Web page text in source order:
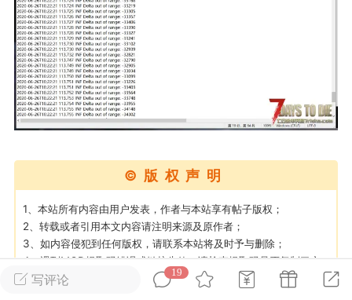
02-10 15:45
电脑端 其他&工具
卖挂
禁止发布联机可用的作弊模组，
单机辅助引流私下售卖服务器外挂！
作弊模组的发布规范近期收到一些信息
作弊模组在联机服务器使用,为了维护游
环境，中文网特此发布以下声明，规范
72 2.21w
大人
Lv.8
写评论
19
©版权声明
1、本站所有内容由用户发表，作者与本站享有帖子版权；
2、转载或者引用本文内容请注明来源及原作者；
3、如内容侵犯到任何版权，请联系本站将及时予与删除；
4、遇到MOD提取码错误或链接失效，请检查提取码是否复制了空
格，链接失效可以私信作者或站长进行补偿；